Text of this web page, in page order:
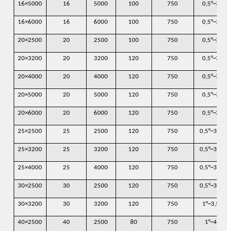
16×5000 16 5000 100 750 0,5°~3°
16×6000 16 6000 100 750 0,5°~3°
20×2500 20 2500 100 750 0,5°~3°
20×3200 20 3200 120 750 0,5°~3°
20×4000 20 4000 120 750 0,5°~3°
20×5000 20 5000 120 750 0,5°~3°
20×6000 20 6000 120 750 0,5°~3°
25×2500 25 2500 120 750 0,5°~3,5°
25×3200 25 3200 120 750 0,5°~3,5°
25×4000 25 4000 120 750 0,5°~3,5°
30×2500 30 2500 120 750 0,5°~3,5°
30×3200 30 3200 120 750 1°~3,5°
40×2500 40 2500 80 750 1°~4°